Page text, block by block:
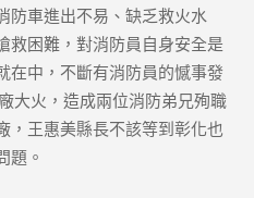
防車進出不易、缺乏救火水
救困難，對消防員自身安全是
在中，不斷有消防員的憾事發
大火，造成兩位消防弟兄殉職
，王惠美縣長不該等到彰化也
題。